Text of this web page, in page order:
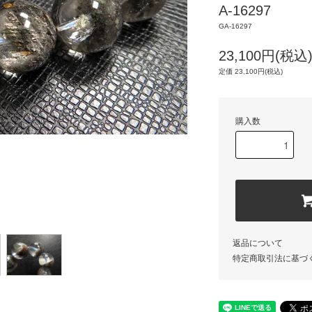
A-16297
GA-16297
23,100円(税込)
定価 23,100円(税込)
購入数
返品について
特定商取引法に基づ